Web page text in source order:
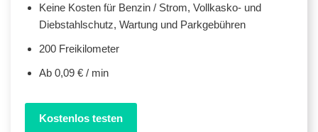
Keine Kosten für Benzin / Strom, Vollkasko- und
Diebstahlschutz, Wartung und Parkgebühren
200 Freikilometer
Ab 0,09 € / min
Kostenlos testen